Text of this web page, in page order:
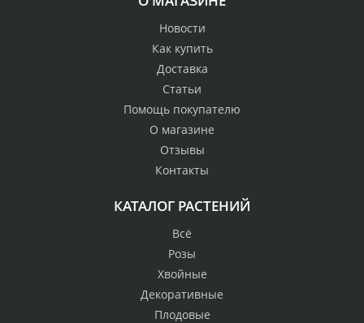
Новости
Как купить
Доставка
Статьи
Помощь покупателю
О магазине
Отзывы
Контакты
КАТАЛОГ РАСТЕНИЙ
Всё
Розы
Хвойные
Декоративные
Плодовые